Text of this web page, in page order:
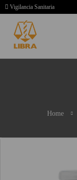
Vigilancia Sanitaria
Home